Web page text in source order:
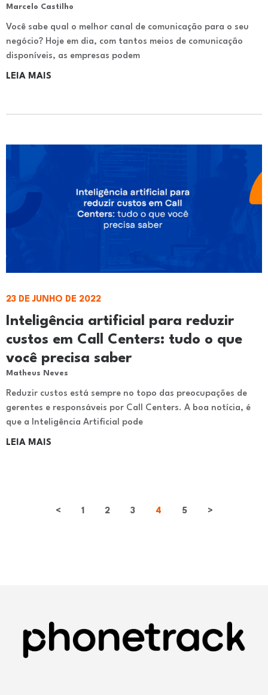
Marcelo Castilho
Você sabe qual o melhor canal de comunicação para o seu
negócio? Hoje em dia, com tantos meios de comunicação
disponíveis, as empresas podem
LEIA MAIS
Inteligência artificial para reduzir
custos em Call Centers: tudo o que
você precisa saber
Matheus Neves
23 DE JUNHO DE 2022
Reduzir custos está sempre no topo das preocupações de
gerentes e responsáveis por Call Centers. A boa notícia, é
que a Inteligência Artificial pode
LEIA MAIS
< 1 2 3 4 5 >